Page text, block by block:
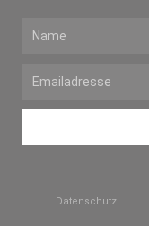
Datenschutz